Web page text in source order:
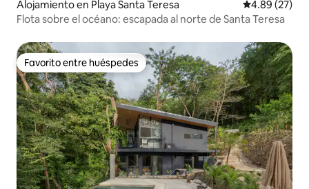
Alojamiento en Playa Santa Teresa Calificación
4.89 (27)
Flota sobre el océano: escapada al norte de Santa Teresa
Favorito entre huéspedes
Favorito entre huéspedes